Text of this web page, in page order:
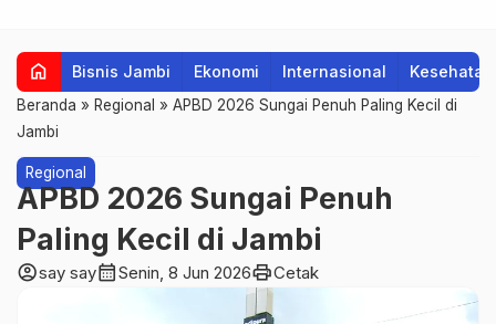
home Bisnis Jambi Ekonomi Internasional Kesehatan
Beranda » Regional » APBD 2026 Sungai Penuh Paling Kecil di
Jambi
Regional
APBD 2026 Sungai Penuh
Paling Kecil di Jambi
account_circlesay saycalendar_monthSenin, 8 Jun 2026printCetak